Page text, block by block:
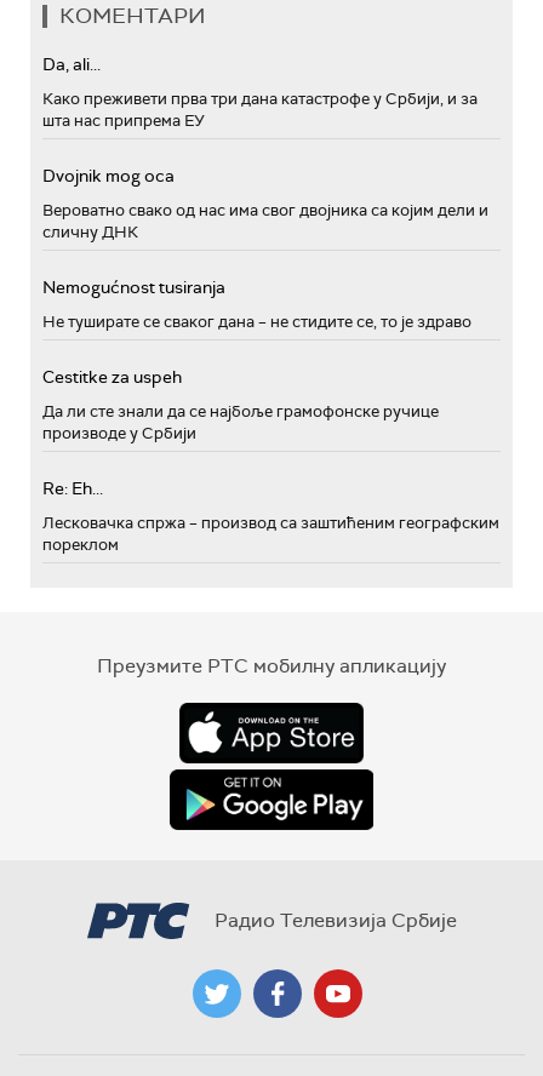
КОМЕНТАРИ
Da, ali...
Како преживети прва три дана катастрофе у Србији, и за
шта нас припрема ЕУ
Dvojnik mog oca
Вероватно свако од нас има свог двојника са којим дели и
сличну ДНК
Nemogućnost tusiranja
Не туширате се сваког дана – не стидите се, то је здраво
Cestitke za uspeh
Да ли сте знали да се најбоље грамофонске ручице
производе у Србији
Re: Eh...
Лесковачка спржа – производ са заштићеним географским
пореклом
Преузмите РТС мобилну апликацију
Радио Телевизија Србије